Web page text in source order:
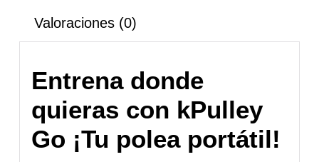
Valoraciones (0)
Entrena donde
quieras con kPulley
Go ¡Tu polea portátil!